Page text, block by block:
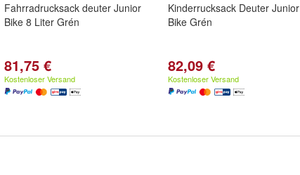
Fahrradrucksack deuter Junior
Bike 8 Liter Grén
81,75 €
Kostenloser Versand
Kinderrucksack Deuter Junior
Bike Grén
82,09 €
Kostenloser Versand